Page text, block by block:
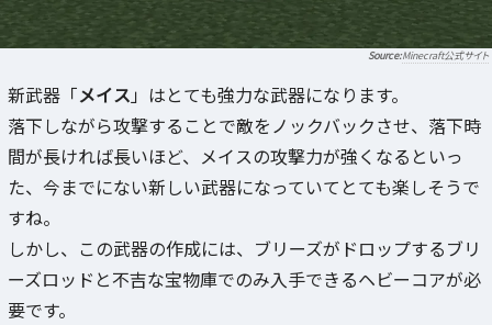
Minecraft公式サイト
新武器「メイス 」はとても強力な武器になります。
落下しながら攻撃することで敵をノックバックさせ、落下時
間が長ければ長いほど、メイスの攻撃力が強くなるといっ
た、今までにない新しい武器になっていてとても楽しそうで
すね。
しかし、この武器の作成には、ブリーズがドロップするブリ
ーズロッドと不吉な宝物庫でのみ入手できるヘビーコアが必
要です。